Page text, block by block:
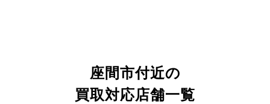
座間市付近の
買取対応店舗一覧